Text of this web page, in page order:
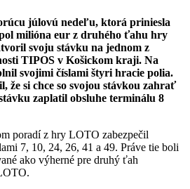
júlovú nedeľu, ktorá priniesla
milióna eur z druhého ťahu hry
svoju stávku na jednom z
TIPOS v Košickom kraji. Na
svojimi číslami štyri hracie polia.
že si chce so svojou stávkou zahrať
zaplatil obsluhe terminálu 8
poradí z hry LOTO zabezpečil
7, 10, 24, 26, 41 a 49. Práve tie boli
ako výherné pre druhý ťah